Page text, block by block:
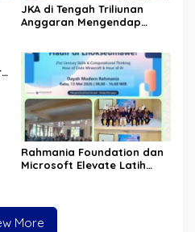
JKA di Tengah Triliunan
Anggaran Mengendap
pemerintah Aceh
Rahmania Foundation dan
Microsoft Elevate Latih
More